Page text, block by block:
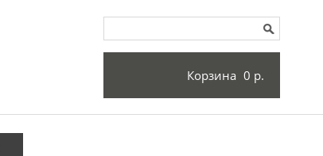
Корзина 0 р.